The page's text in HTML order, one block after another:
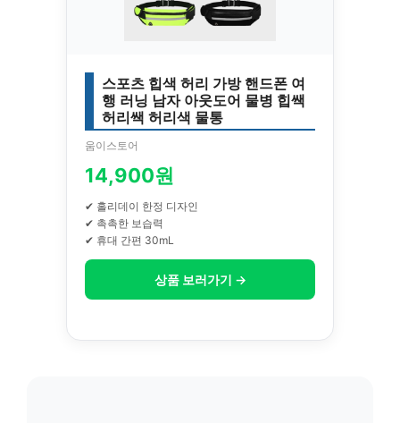
스포츠 힙색 허리 가방 핸드폰 여
행 러닝 남자 아웃도어 물병 힙쌕
허리쌕 허리색 물통
움이스토어
14,900원
✔ 홀리데이 한정 디자인
✔ 촉촉한 보습력
✔ 휴대 간편 30mL
상품 보러가기 →